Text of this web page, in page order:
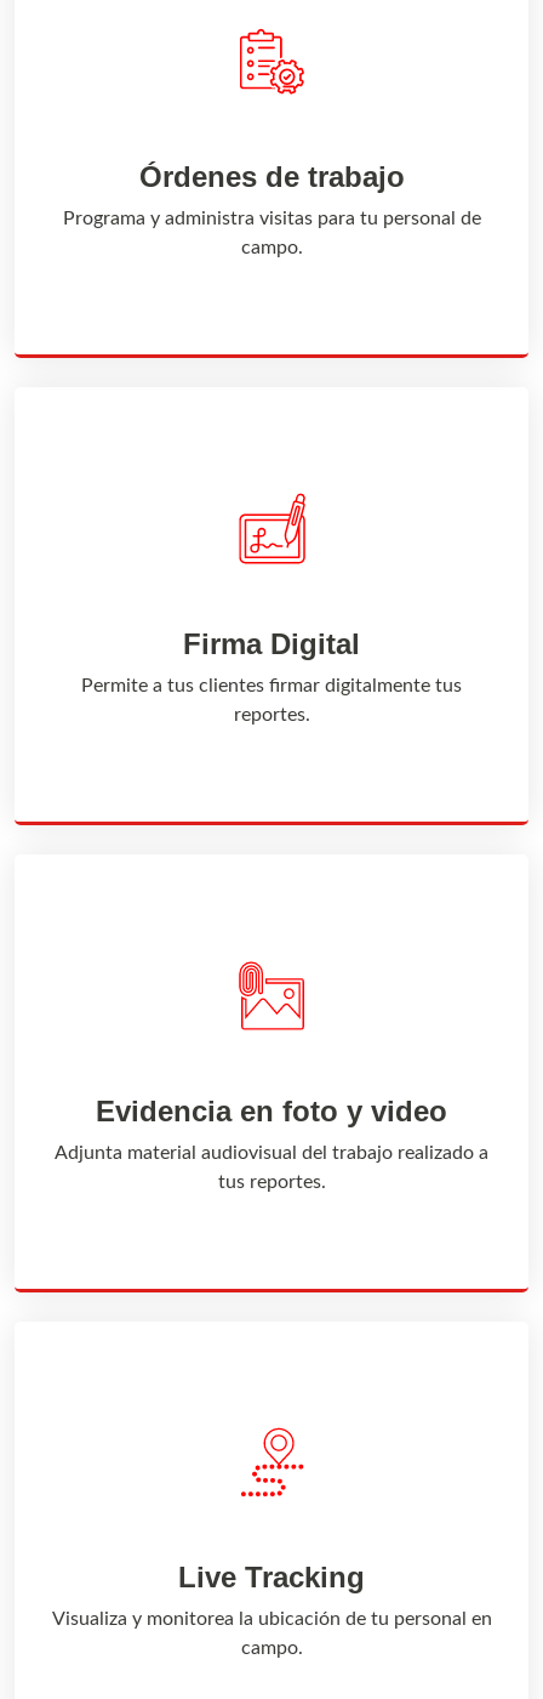
Órdenes de trabajo
Programa y administra visitas para tu personal de
campo.
Firma Digital
Permite a tus clientes firmar digitalmente tus
reportes.
Evidencia en foto y video
Adjunta material audiovisual del trabajo realizado a
tus reportes.
Live Tracking
Visualiza y monitorea la ubicación de tu personal en
campo.